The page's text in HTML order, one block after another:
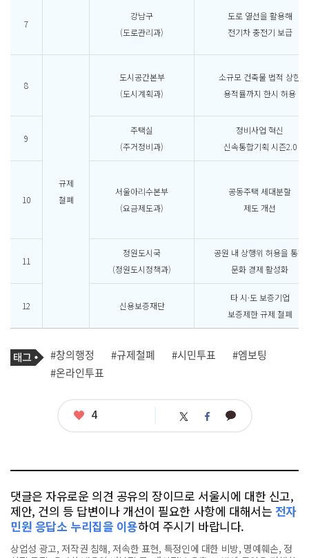
7
강남구
(도로관리과)
도로 열선을 활용해
전기차 충전기 보급
8
규제
철폐
도시공간본부
(도시계획과)
소규모 건축물 법적 상한
용적률까지 한시 허용
9
주택실
(주거정비과)
정비사업 혁신
신속통합기획 시즌2.0
10
서울아리수본부
(요금제도과)
공동주택 세대분할
제도 개선
11
정원도시국
(정원도시정책과)
공원 내 상행위 허용을 통한
문화 경제 활성화
12 신용보증재단
타 시·도 보증기업
보증제한 규제 철폐
기
사
관
련
태
그
#창의행정 #규제철폐 #시민투표
#엠보팅
#온라인투표
좋
4 트 페 카
댓글은 자유로운 의견 공유의 장이므로 서울시에 대한 신고,
제안, 건의 등 답변이나 개선이 필요한 사항에 대해서는 전자
민원 응답소 누리집을 이용하여 주시기 바랍니다.
상업성 광고, 저작권 침해, 저속한 표현, 특정인에 대한 비방, 명예훼손, 정